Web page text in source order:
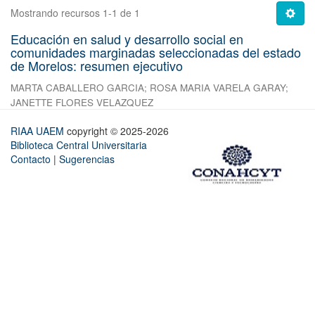
Mostrando recursos 1-1 de 1
Educación en salud y desarrollo social en
comunidades marginadas seleccionadas del estado
de Morelos: resumen ejecutivo
MARTA CABALLERO GARCIA; ROSA MARIA VARELA GARAY;
JANETTE FLORES VELAZQUEZ
RIAA UAEM copyright © 2025-2026
Biblioteca Central Universitaria
Contacto | Sugerencias